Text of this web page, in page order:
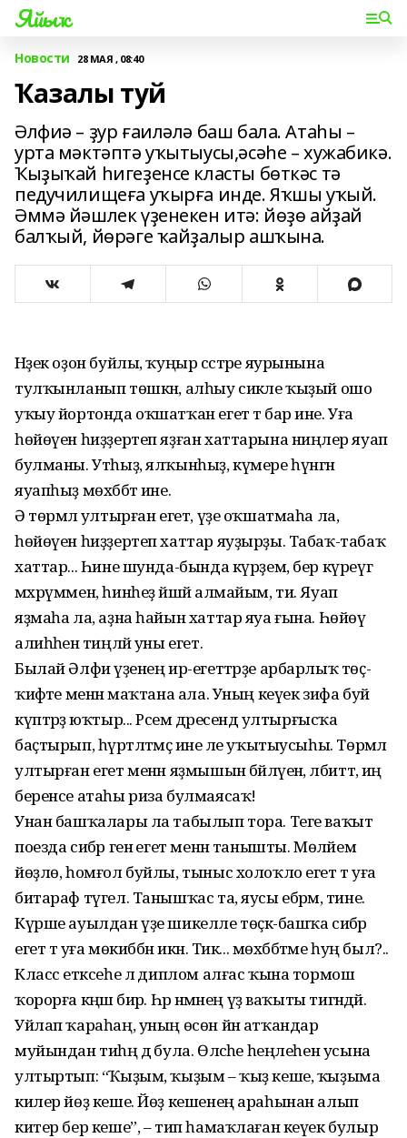
Яйыҡ
Новости 28 МАЯ , 08:40
Ҡазалы туй
Әлфиә – ҙур ғаиләлә баш бала. Атаһы –
урта мәктәптә уҡытыусы,әсәһе – хужабикә.
Ҡыҙыҡай һигеҙенсе класты бөткәс тә
педучилищеға уҡырға инде. Яҡшы уҡый.
Әммә йәшлек үҙенекен итә: йөҙө айҙай
балҡый, йөрәге ҡайҙалыр ашҡына.
Нәҙек оҙон буйлы, ҡуңыр сәстәре яурынына
тулҡынланып төшкән, алһыу сикәле ҡыҙый ошо
уҡыу йортонда оҡшатҡан егет тә бар ине. Уға
һөйөүен һиҙҙертеп яҙған хаттарына ниңәлер яуап
булманы. Утһыҙ, ялҡынһыҙ, күмере һүнгән
яуапһыҙ мөхәббәт ине.
Ә төрмәлә ултырған егет, үҙе оҡшатмаһа ла,
һөйөүен һиҙҙертеп хаттар яуҙырҙы. Табаҡ-табаҡ
хаттар... Һине шунда-бында күрҙем, бер күреүгә
мәхрүммен, һинһеҙ йәшәй алмайым, ти. Яуап
яҙмаһа ла, аҙна һайын хаттар яуа ғына. Һөйөү
алиһәһенә тиңләй уны егет.
Былай Әлфиә үҙенең ир-егеттәрҙе арбарлыҡ төҫ-
ҡиәфәте менән маҡтана ала. Уның кеүек зифа буй
күптәрҙә юҡтыр... Рәсем дәресендә ултырғысҡа
баҫтырып, һүрәтләтмәҫ ине әле уҡытыусыһы. Төрмәлә
ултырған егет менән яҙмышын бәйләүенә, әлбиттә, иң
беренсе атаһы риза булмаясаҡ!
Унан башҡалары ла табылып тора. Теге ваҡыт
поезда сибәр генә егет менән танышты. Мөләйем
йөҙлө, һомғол буйлы, тыныс холоҡло егет тә уға
битараф түгел. Танышҡас та, яусы ебәрәм, тине.
Күрше ауылдан үҙе шикелле төҫкә-башҡа сибәр
егет тә уға мөкиббән икән. Тик... мөхәббәтме һуң был?..
Класс етәксеһе лә диплом алғас ҡына тормош
ҡорорға кәңәш бирә. Һәр нәмәнең үҙ ваҡыты тигәндәй.
Уйлап ҡараһаң, уның өсөн йән атҡандар
муйындан тиһәң дә була. Өләсәһе һеңлеһен усына
ултыртып: “Ҡыҙым, ҡыҙым – ҡыҙ кеше, ҡыҙыма
килер йөҙ кеше. Йөҙ кешенең араһынан алып
китер бер кеше”, – тип һамаҡлаған кеүек булыр